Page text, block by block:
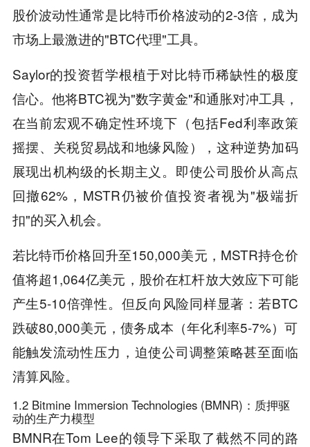
股价波动性通常是比特币价格波动的2-3倍，成为
市场上最激进的"BTC代理"工具。
Saylor的投资哲学根植于对比特币稀缺性的极度
信心。他将BTC视为"数字黄金"和通胀对冲工具，
在当前宏观不确定性环境下（包括Fed利率政策
摇摆、关税贸易战和地缘风险），这种逆势加码
展现出机构级的长期主义。即使公司股价从高点
回撤62%，MSTR仍被价值投资者视为"极端折
扣"的买入机会。
若比特币价格回升至150,000美元，MSTR持仓价
值将超1,064亿美元，股价在杠杆放大效应下可能
产生5-10倍弹性。但反向风险同样显著：若BTC
跌破80,000美元，债务成本（年化利率5-7%）可
能触发流动性压力，迫使公司调整策略甚至面临
清算风险。
1.2 Bitmine Immersion Technologies (BMNR)：质押驱
动的生产力模型
BMNR在Tom Lee的领导下采取了截然不同的路